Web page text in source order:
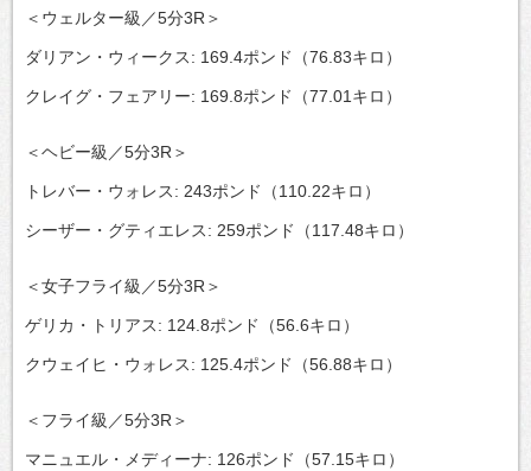
＜ウェルター級／5分3R＞
ダリアン・ウィークス: 169.4ポンド（76.83キロ）
クレイグ・フェアリー: 169.8ポンド（77.01キロ）
＜ヘビー級／5分3R＞
トレバー・ウォレス: 243ポンド（110.22キロ）
シーザー・グティエレス: 259ポンド（117.48キロ）
＜女子フライ級／5分3R＞
ゲリカ・トリアス: 124.8ポンド（56.6キロ）
クウェイヒ・ウォレス: 125.4ポンド（56.88キロ）
＜フライ級／5分3R＞
マニュエル・メディーナ: 126ポンド（57.15キロ）